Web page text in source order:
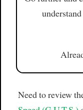
Need to review